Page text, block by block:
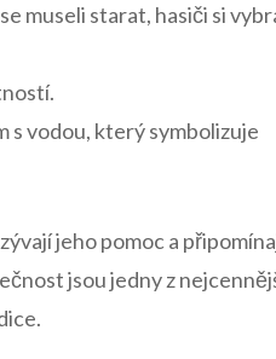
museli starat, hasiči⁢ si
⁢s vodou, který symbolizuje
jeho pomoc a
jsou jedny z